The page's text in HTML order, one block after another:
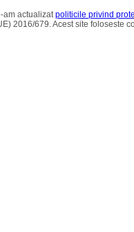
am actualizatpoliticile privind
2016/679. Acest site foloseste